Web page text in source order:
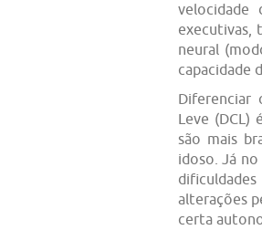
velocidade
executivas,
neural
capacidade
Diferenciar
Leve (DCL)
são mais
idoso. Já
alterações
certa